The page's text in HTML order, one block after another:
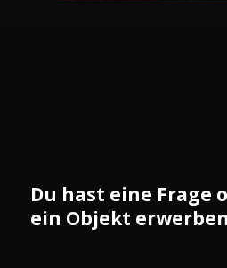
Du hast eine Frage
ein Objekt